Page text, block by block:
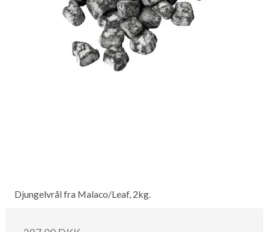
Djungelvrål fra Malaco/Leaf, 2kg.